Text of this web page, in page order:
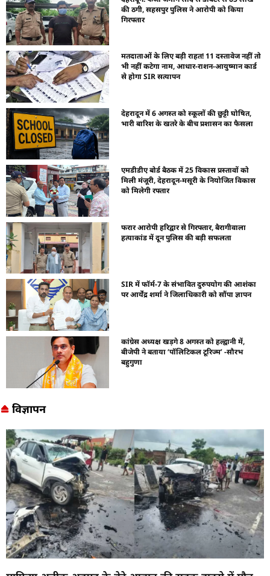
की ठगी, सहसपुर पुलिस ने आरोपी को किया
गिरफ्तार
मतदाताओं के लिए बड़ी राहत! 11 दस्तावेज नहीं तो
भी नहीं कटेगा नाम, आधार-राशन-आयुष्मान कार्ड
से होगा SIR सत्यापन
देहरादून में 6 अगस्त को स्कूलों की छुट्टी घोषित,
भारी बारिश के खतरे के बीच प्रशासन का फैसला
एमडीडीए बोर्ड बैठक में 25 विकास प्रस्तावों को
मिली मंजूरी, देहरादून-मसूरी के नियोजित विकास
को मिलेगी रफ्तार
फरार आरोपी हरिद्वार से गिरफ्तार, बैरागीवाला
हत्याकांड में दून पुलिस की बड़ी सफलता
SIR में फॉर्म-7 के संभावित दुरुपयोग की आशंका
पर आर्येंद्र शर्मा ने जिलाधिकारी को सौंपा ज्ञापन
कांग्रेस अध्यक्ष खड़गे 8 अगस्त को हल्द्वानी में,
बीजेपी ने बताया ‘पॉलिटिकल टूरिज्म’ -सौरभ
बहुगुणा
विज्ञापन